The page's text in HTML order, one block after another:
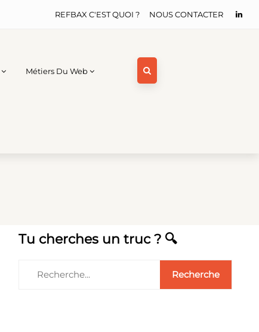
NOUS CONTACTER
REFBAX C'EST QUOI ?
Métiers Du Web
Tu cherches un truc ? 🔍